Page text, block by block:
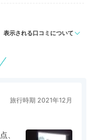
表示される口コミについて
旅行時期 2021年12月
、